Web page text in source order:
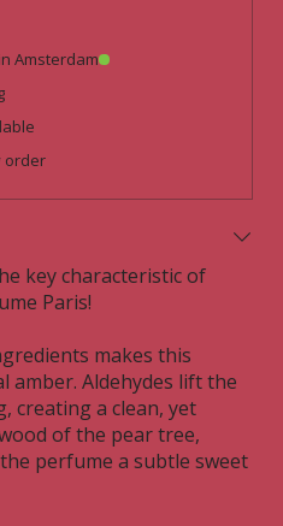
Amsterdam
order
key characteristic of
Paris!
makes this
amber. Aldehydes lift the
creating a clean, yet
of the pear tree,
perfume a subtle sweet